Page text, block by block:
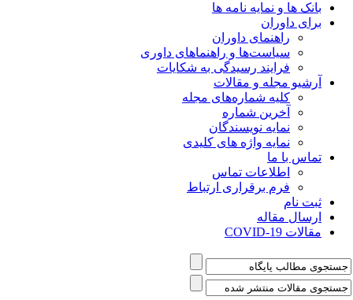
بانک ها و نمایه نامه ها
برای داوران
راهنمای داوران
سیاست‌ها و راهنماهای داوری
فرایند رسیدگی به شکایات
آرشیو مجله و مقالات
کلیه شماره‌های مجله
آخرین شماره
نمایه نویسندگان
نمایه واژه های کلیدی
تماس با ما
اطلاعات تماس
فرم برقراری ارتباط
ثبت نام
ارسال مقاله
مقالات COVID-19